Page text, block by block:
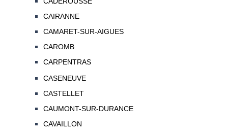
CAIRANNE
CAMARET-SUR-AIGUES
CAROMB
CARPENTRAS
CASENEUVE
CASTELLET
CAUMONT-SUR-DURANCE
CAVAILLON